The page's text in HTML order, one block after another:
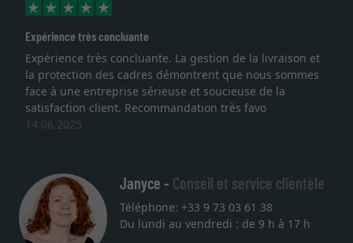
Expérience très concluante
Expérience très concluante. La gestion de la livraison et
la protection des cadres démontrent que nous sommes
face à une entreprise sérieuse et soucieuse de la
satisfaction client. Recommandation très favo
14.06.2025
Janyce - Conseil et service clientèle
Téléphone: +33 9 73 03 61 38
Du lundi au vendredi : de 9 h à 17 h